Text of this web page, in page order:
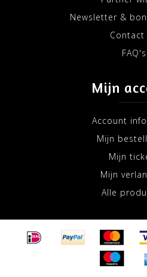
Newsletter &
Contact
FAQ's
Mijn
Account
Mijn
Mijn
Mijn
Alle